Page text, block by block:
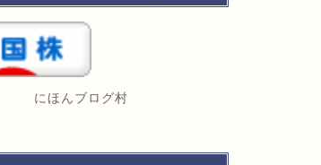
にほんブログ村